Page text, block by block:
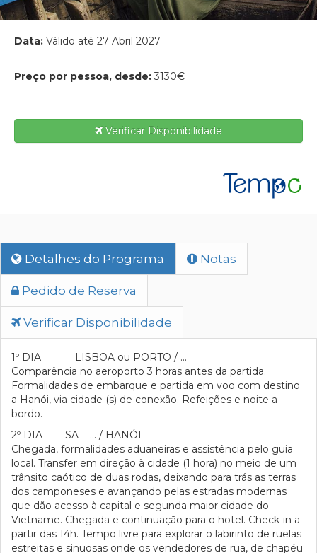
Data: Válido até 27 Abril 2027
Preço por pessoa, desde: 3130€
Verificar Disponibilidade
Detalhes do Programa Notas
Pedido de Reserva
Verificar Disponibilidade
1º DIA LISBOA ou PORTO / …
Comparência no aeroporto 3 horas antes da partida.
Formalidades de embarque e partida em voo com destino
a Hanói, via cidade (s) de conexão. Refeições e noite a
bordo.
2º DIA SA … / HANÓI
Chegada, formalidades aduaneiras e assistência pelo guia
local. Transfer em direção à cidade (1 hora) no meio de um
trânsito caótico de duas rodas, deixando para trás as terras
dos camponeses e avançando pelas estradas modernas
que dão acesso à capital e segunda maior cidade do
Vietname. Chegada e continuação para o hotel. Check-in a
partir das 14h. Tempo livre para explorar o labirinto de ruelas
estreitas e sinuosas onde os vendedores de rua, de chapéu